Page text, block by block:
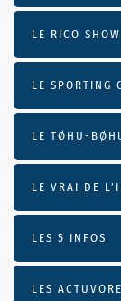
LE RICO
LE SPORTING
LE TØHU-
LE VRAI DE
LES 5 INFOS
LES